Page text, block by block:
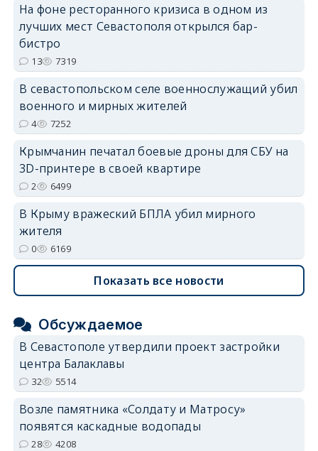
На фоне ресторанного кризиса в одном из
лучших мест Севастополя открылся бар-
бистро
13 7319
В севастопольском селе военнослужащий убил
военного и мирных жителей
4 7252
Крымчанин печатал боевые дроны для СБУ на
3D-принтере в своей квартире
2 6499
В Крыму вражеский БПЛА убил мирного
жителя
0 6169
Показать все новости
Обсуждаемое
В Севастополе утвердили проект застройки
центра Балаклавы
32 5514
Возле памятника «Солдату и Матросу»
появятся каскадные водопады
28 4208